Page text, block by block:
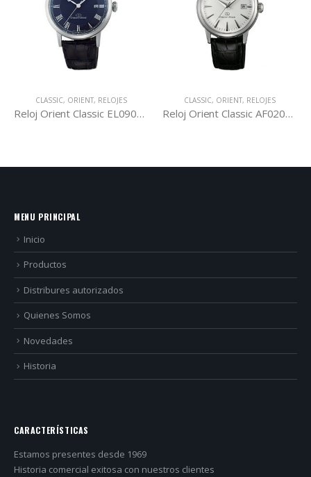
CLASSIC, ORIENT, RELOJES
Reloj Orient Classic EL09003D
CLASSIC, ORIENT, RELOJES
Reloj Orient Classic AF02004W
MENU PRINCIPAL
Inicio
Productos
Distribures autorizados
Quienes Somos
Novedades
Historia
CARACTERÍSTICAS
Estamos presentes desde 1969
Historia comercial exitosa con nuestros clientes